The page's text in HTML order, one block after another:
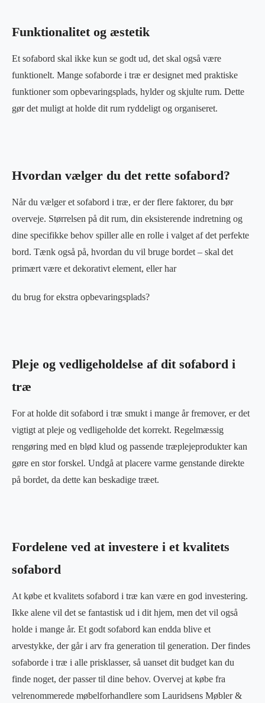
Funktionalitet og æstetik
Et sofabord skal ikke kun se godt ud, det skal også være
funktionelt. Mange sofaborde i træ er designet med praktiske
funktioner som opbevaringsplads, hylder og skjulte rum. Dette
gør det muligt at holde dit rum ryddeligt og organiseret.
Hvordan vælger du det rette sofabord?
Når du vælger et sofabord i træ, er der flere faktorer, du bør
overveje. Størrelsen på dit rum, din eksisterende indretning og
dine specifikke behov spiller alle en rolle i valget af det perfekte
bord. Tænk også på, hvordan du vil bruge bordet – skal det
primært være et dekorativt element, eller har
du brug for ekstra opbevaringsplads?
Pleje og vedligeholdelse af dit sofabord i
træ
For at holde dit sofabord i træ smukt i mange år fremover, er det
vigtigt at pleje og vedligeholde det korrekt. Regelmæssig
rengøring med en blød klud og passende træplejeprodukter kan
gøre en stor forskel. Undgå at placere varme genstande direkte
på bordet, da dette kan beskadige træet.
Fordelene ved at investere i et kvalitets
sofabord
At købe et kvalitets sofabord i træ kan være en god investering.
Ikke alene vil det se fantastisk ud i dit hjem, men det vil også
holde i mange år. Et godt sofabord kan endda blive et
arvestykke, der går i arv fra generation til generation. Der findes
sofaborde i træ i alle prisklasser, så uanset dit budget kan du
finde noget, der passer til dine behov. Overvej at købe fra
velrenommerede møbelforhandlere som Lauridsens Møbler &